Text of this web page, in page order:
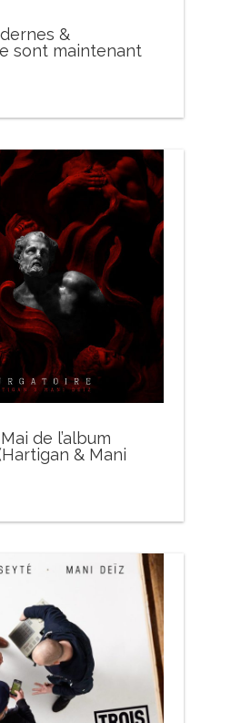
&
sont maintenant
de l’album
& Mani